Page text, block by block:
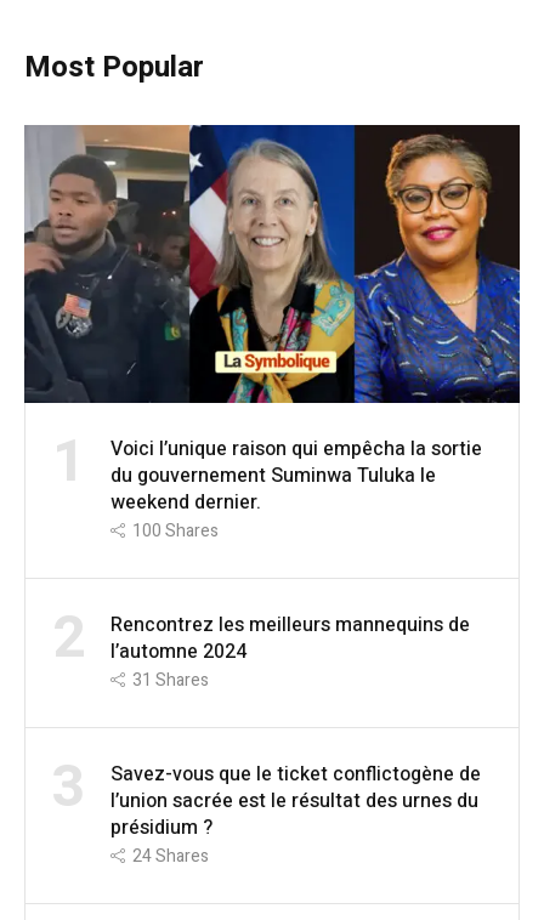
Most Popular
1
Voici l’unique raison qui empêcha la sortie
du gouvernement Suminwa Tuluka le
weekend dernier.
100Shares
2
Rencontrez les meilleurs mannequins de
l’automne 2024
31 Shares
3
Savez-vous que le ticket conflictogène de
l’union sacrée est le résultat des urnes du
présidium ?
24Shares